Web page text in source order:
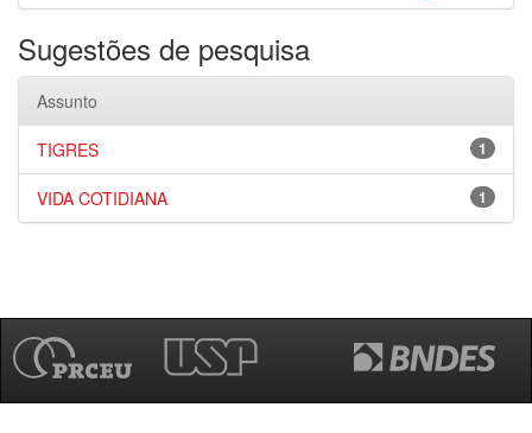
Sugestões de pesquisa
Assunto
1
TIGRES
1
VIDA COTIDIANA